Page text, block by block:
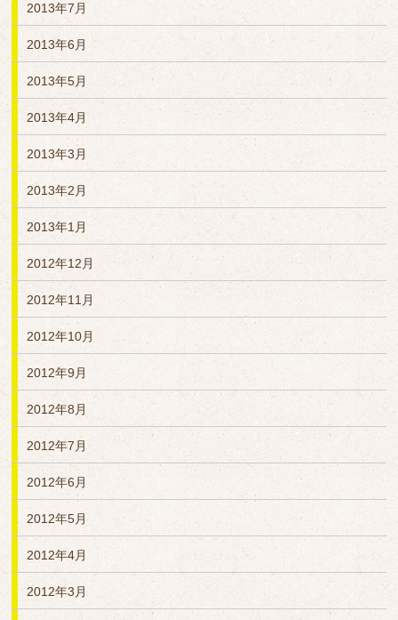
2013年7月
2013年6月
2013年5月
2013年4月
2013年3月
2013年2月
2013年1月
2012年12月
2012年11月
2012年10月
2012年9月
2012年8月
2012年7月
2012年6月
2012年5月
2012年4月
2012年3月